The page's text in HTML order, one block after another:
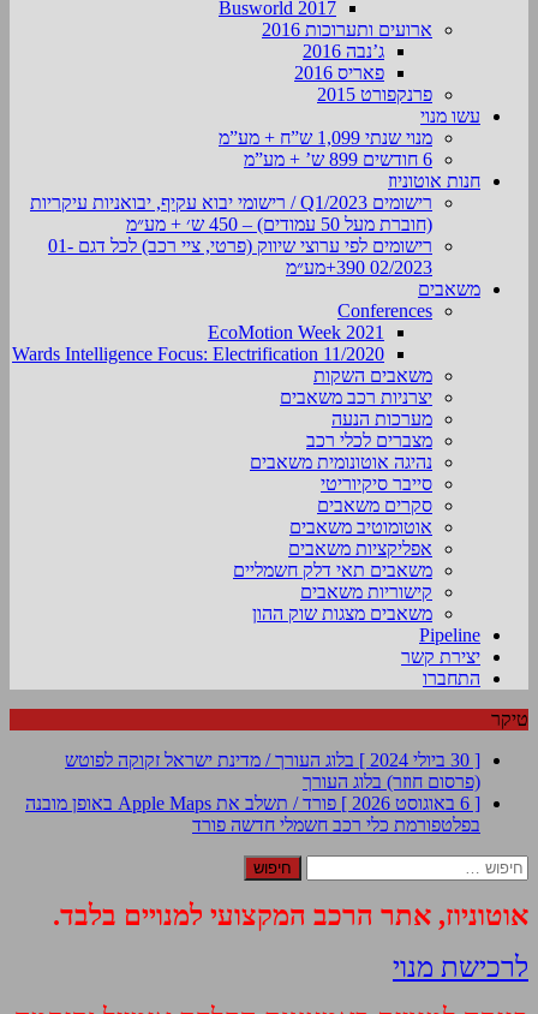
Busworld 2017
ארועים ותערוכות 2016
ג’נבה 2016
פאריס 2016
פרנקפורט 2015
עשו מנוי
מנוי שנתי 1,099 ש”ח + מע”מ
6 חודשים 899 ש’ + מע”מ
חנות אוטוניוז
רישומים Q1/2023 / רישומי יבוא עקיף, יבואניות עיקריות
(חוברת מעל 50 עמודים) – 450 ש׳ + מע״מ
רישומים לפי ערוצי שיווק (פרטי, ציי רכב) לכל דגם 01-
02/2023 390+מע״מ
משאבים
Conferences
EcoMotion Week 2021
Wards Intelligence Focus: Electrification 11/2020
משאבים השקות
יצרניות רכב משאבים
מערכות הנעה
מצברים לכלי רכב
נהיגה אוטונומית משאבים
סייבר סיקיוריטי
סקרים משאבים
אוטומוטיב משאבים
אפליקציות משאבים
משאבים תאי דלק חשמליים
קישוריות משאבים
משאבים מצגות שוק ההון
Pipeline
יצירת קשר
התחברו
טיקר
[ 30 ביולי 2024 ]
בלוג העורך / מדינת ישראל זקוקה לפוטש
(פרסום חוזר) בלוג העורך
[ 6 באוגוסט 2026 ]
פורד / תשלב את Apple Maps באופן מובנה
בפלטפורמת כלי רכב חשמלי חדשה פורד
חיפוש:
אוטוניוז, אתר הרכב המקצועי למנויים בלבד.
לרכישת מנוי